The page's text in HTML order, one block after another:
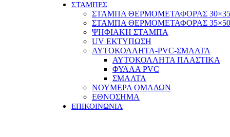
ΣΤΑΜΠΕΣ
ΣΤΑΜΠΑ ΘΕΡΜΟΜΕΤΑΦΟΡΑΣ 30×35
ΣΤΑΜΠΑ ΘΕΡΜΟΜΕΤΑΦΟΡΑΣ 35×50
ΨΗΦΙΑΚΗ ΣΤΑΜΠΑ
UV ΕΚΤΥΠΩΣΗ
ΑΥΤΟΚΟΛΛΗΤΑ-PVC-ΣΜΑΛΤΑ
ΑΥΤΟΚΟΛΛΗΤΑ ΠΛΑΣΤΙΚΑ
ΦΥΛΛΑ PVC
ΣΜΑΛΤΑ
ΝΟΥΜΕΡΑ ΟΜΑΔΩΝ
ΕΘΝΟΣΗΜΑ
ΕΠΙΚΟΙΝΩΝΙΑ